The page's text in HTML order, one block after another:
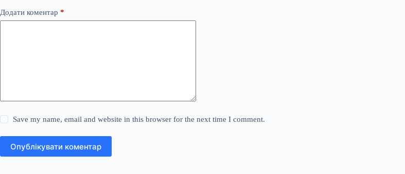
Додати коментар *
Save my name, email and website in this browser for the next time I comment.
Опублікувати коментар